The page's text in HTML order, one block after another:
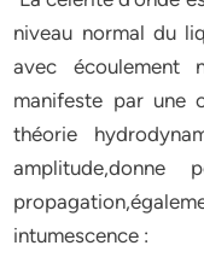
niveau normal du
avec écoulement
manifeste par une
théorie
intumescence :